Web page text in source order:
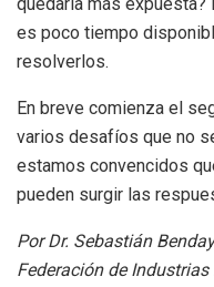
es poco tiempo
resolverlos.
En breve comienza el
varios desafíos que no
estamos convencidos
pueden surgir las
Por Dr. Sebastián
Federación de